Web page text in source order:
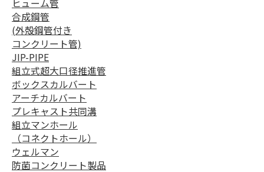
ヒューム管
合成鋼管
(外殻鋼管付き
コンクリート管)
JIP-PIPE
組立式超大口径推進管
ボックスカルバート
アーチカルバート
プレキャスト共同溝
組立マンホール
（コネクトホール）
ウェルマン
防菌コンクリート製品